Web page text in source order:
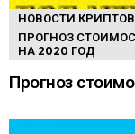
НОВОСТИ
ПРОГНОЗ
НА 2020 ГОД
Прогноз